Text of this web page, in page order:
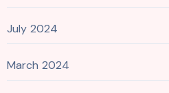
July 2024
March 2024